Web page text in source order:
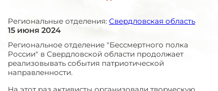
Региональные отделения: Свердловская область
15 июня 2024
Региональное отделение "Бессмертного полка
России" в Свердловской области продолжает
реализовывать события патриотической
направленности.